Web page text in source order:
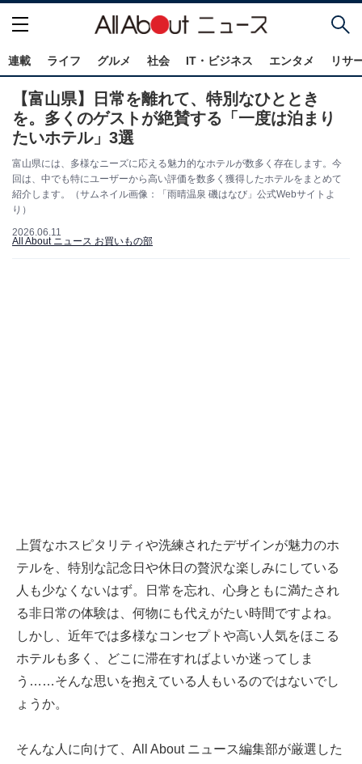
連載 ライフ グルメ 社会 IT・ビジネス エンタメ リサ
【富山県】日常を離れて、特別なひととき
を。多くのゲストが絶賛する「一度は泊まり
たいホテル」3選
富山県には、多様なニーズに応える魅力的なホテルが数多く存在します。今
回は、中でも特にユーザーから高い評価を数多く獲得したホテルをまとめて
紹介します。（サムネイル画像：「雨晴温泉 磯はなび」公式Webサイトよ
り）
2026.06.11
All About ニュース お買いもの部
上質なホスピタリティや洗練されたデザインが魅力のホ
テルを、特別な記念日や休日の贅沢な楽しみにしている
人も少なくないはず。日常を忘れ、心身ともに満たされ
る非日常の体験は、何物にも代えがたい時間ですよね。
しかし、近年では多様なコンセプトや高い人気をほこる
ホテルも多く、どこに滞在すればよいか迷ってしま
う……そんな思いを抱えている人もいるのではないでし
ょうか。
そんな人に向けて、All About ニュース編集部が厳選した